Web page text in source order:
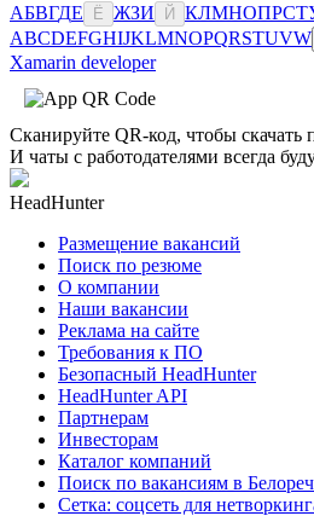
АБВГДЕ Ё ЖЗИ Й КЛМНОПРСТ
ABCDEFGHIJKLMNOPQRSTUVW
Xamarin developer
Сканируйте QR-код, чтобы скачать
И чаты с работодателями всегда
HeadHunter
Размещение вакансий
Поиск по резюме
О компании
Наши вакансии
Реклама на сайте
Требования к ПО
Безопасный HeadHunter
HeadHunter API
Партнерам
Инвесторам
Каталог компаний
Поиск по вакансиям в
Сетка: соцсеть для